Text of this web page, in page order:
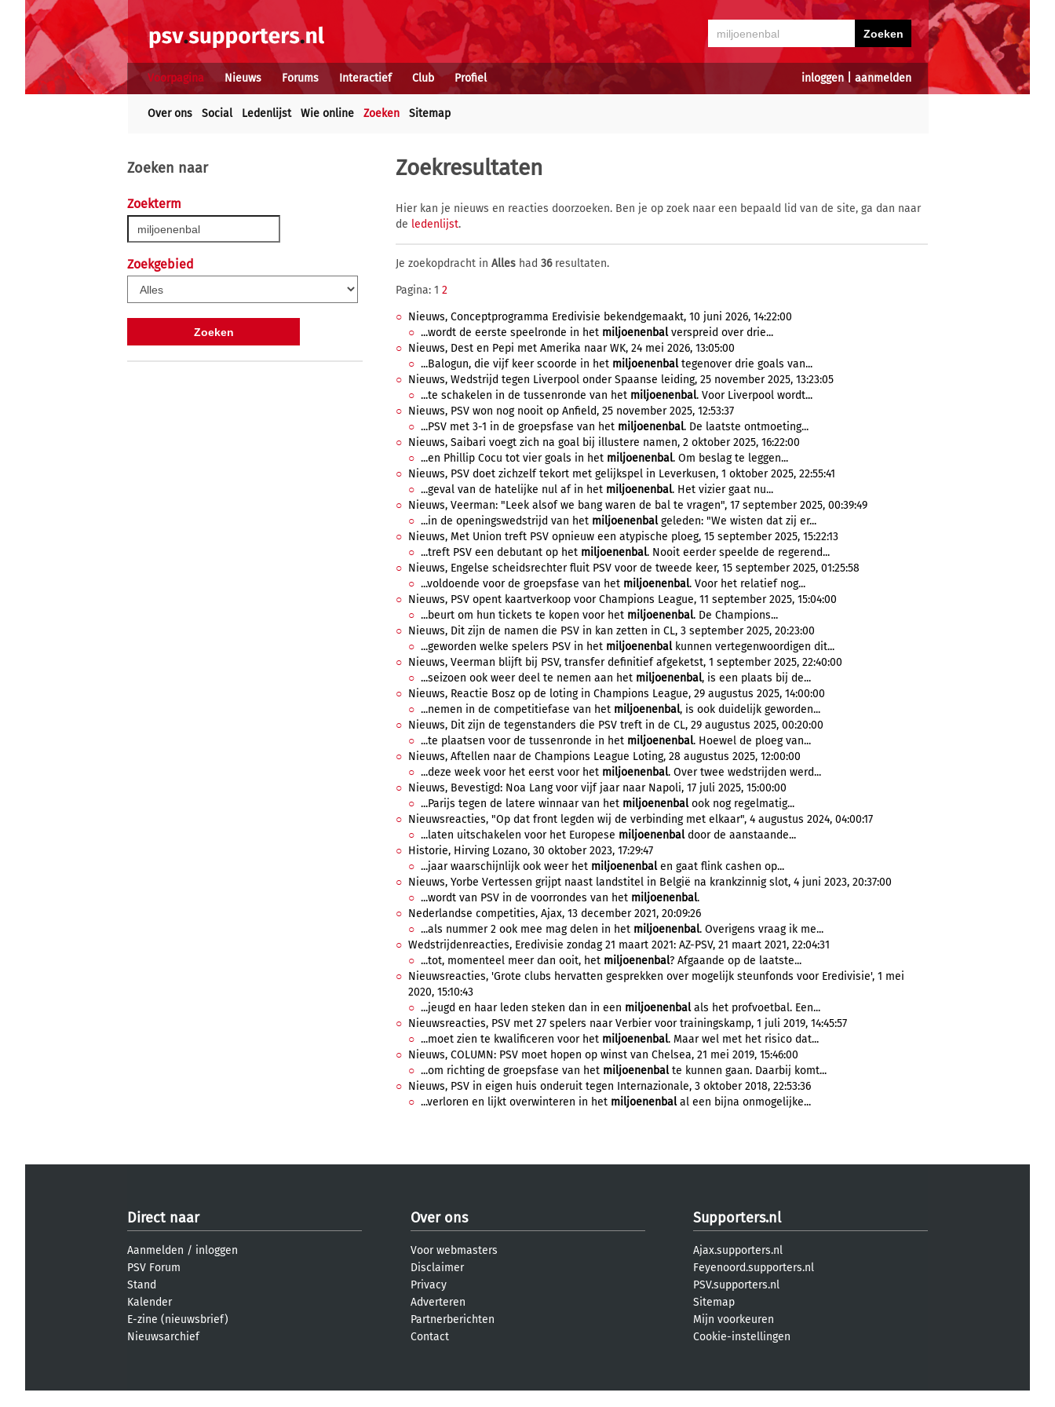
inloggen| aanmelden
Voorpagina Nieuws Forums Interactief Club Profiel
Over ons Social Ledenlijst Wie online Zoeken Sitemap
Zoeken naar
Zoekterm
Zoekgebied
Zoekresultaten
Hier kan je nieuws en reacties doorzoeken. Ben je op zoek naar een bepaald lid van de site, ga dan naar
de ledenlijst.
Je zoekopdracht in Alles had 36resultaten.
Pagina: 1 2
Nieuws, Conceptprogramma Eredivisie bekendgemaakt, 10 juni 2026, 14:22:00
...wordt de eerste speelronde in het miljoenenbalverspreid over drie...
Nieuws, Dest en Pepi met Amerika naar WK, 24 mei 2026, 13:05:00
...Balogun, die vijf keer scoorde in het miljoenenbaltegenover drie goals van...
Nieuws, Wedstrijd tegen Liverpool onder Spaanse leiding, 25 november 2025, 13:23:05
...te schakelen in de tussenronde van het miljoenenbal. Voor Liverpool wordt...
Nieuws, PSV won nog nooit op Anfield, 25 november 2025, 12:53:37
...PSV met 3-1 in de groepsfase van het miljoenenbal. De laatste ontmoeting...
Nieuws, Saibari voegt zich na goal bij illustere namen, 2 oktober 2025, 16:22:00
...en Phillip Cocu tot vier goals in het miljoenenbal. Om beslag te leggen...
Nieuws, PSV doet zichzelf tekort met gelijkspel in Leverkusen, 1 oktober 2025, 22:55:41
...geval van de hatelijke nul af in het miljoenenbal. Het vizier gaat nu...
Nieuws, Veerman: "Leek alsof we bang waren de bal te vragen", 17 september 2025, 00:39:49
...in de openingswedstrijd van het miljoenenbalgeleden: "We wisten dat zij er...
Nieuws, Met Union treft PSV opnieuw een atypische ploeg, 15 september 2025, 15:22:13
...treft PSV een debutant op het miljoenenbal. Nooit eerder speelde de regerend...
Nieuws, Engelse scheidsrechter fluit PSV voor de tweede keer, 15 september 2025, 01:25:58
...voldoende voor de groepsfase van het miljoenenbal. Voor het relatief nog...
Nieuws, PSV opent kaartverkoop voor Champions League, 11 september 2025, 15:04:00
...beurt om hun tickets te kopen voor het miljoenenbal. De Champions...
Nieuws, Dit zijn de namen die PSV in kan zetten in CL, 3 september 2025, 20:23:00
...geworden welke spelers PSV in het miljoenenbalkunnen vertegenwoordigen dit...
Nieuws, Veerman blijft bij PSV, transfer definitief afgeketst, 1 september 2025, 22:40:00
...seizoen ook weer deel te nemen aan het miljoenenbal, is een plaats bij de...
Nieuws, Reactie Bosz op de loting in Champions League, 29 augustus 2025, 14:00:00
...nemen in de competitiefase van het miljoenenbal, is ook duidelijk geworden...
Nieuws, Dit zijn de tegenstanders die PSV treft in de CL, 29 augustus 2025, 00:20:00
...te plaatsen voor de tussenronde in het miljoenenbal. Hoewel de ploeg van...
Nieuws, Aftellen naar de Champions League Loting, 28 augustus 2025, 12:00:00
...deze week voor het eerst voor het miljoenenbal. Over twee wedstrijden werd...
Nieuws, Bevestigd: Noa Lang voor vijf jaar naar Napoli, 17 juli 2025, 15:00:00
...Parijs tegen de latere winnaar van het miljoenenbalook nog regelmatig...
Nieuwsreacties, "Op dat front legden wij de verbinding met elkaar", 4 augustus 2024, 04:00:17
...laten uitschakelen voor het Europese miljoenenbaldoor de aanstaande...
Historie, Hirving Lozano, 30 oktober 2023, 17:29:47
...jaar waarschijnlijk ook weer het miljoenenbalen gaat flink cashen op...
Nieuws, Yorbe Vertessen grijpt naast landstitel in België na krankzinnig slot, 4 juni 2023, 20:37:00
...wordt van PSV in de voorrondes van het miljoenenbal.
Nederlandse competities, Ajax, 13 december 2021, 20:09:26
...als nummer 2 ook mee mag delen in het miljoenenbal. Overigens vraag ik me...
Wedstrijdenreacties, Eredivisie zondag 21 maart 2021: AZ-PSV, 21 maart 2021, 22:04:31
...tot, momenteel meer dan ooit, het miljoenenbal? Afgaande op de laatste...
Nieuwsreacties, 'Grote clubs hervatten gesprekken over mogelijk steunfonds voor Eredivisie', 1 mei
2020, 15:10:43
...jeugd en haar leden steken dan in een miljoenenbalals het profvoetbal. Een...
Nieuwsreacties, PSV met 27 spelers naar Verbier voor trainingskamp, 1 juli 2019, 14:45:57
...moet zien te kwalificeren voor het miljoenenbal. Maar wel met het risico dat...
Nieuws, COLUMN: PSV moet hopen op winst van Chelsea, 21 mei 2019, 15:46:00
...om richting de groepsfase van het miljoenenbalte kunnen gaan. Daarbij komt...
Nieuws, PSV in eigen huis onderuit tegen Internazionale, 3 oktober 2018, 22:53:36
...verloren en lijkt overwinteren in het miljoenenbalal een bijna onmogelijke...
Direct naar
Aanmelden / inloggen
PSV Forum
Stand
Kalender
E-zine (nieuwsbrief)
Nieuwsarchief
Over ons
Voor webmasters
Disclaimer
Privacy
Adverteren
Partnerberichten
Contact
Supporters.nl
Ajax.supporters.nl
Feyenoord.supporters.nl
PSV.supporters.nl
Sitemap
Mijn voorkeuren
Cookie-instellingen